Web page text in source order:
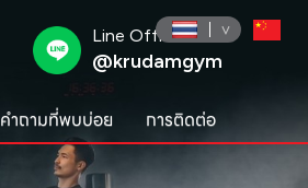
Line Official :
@krudamgym
คำถามที่พบบ่อย การติดต่อ